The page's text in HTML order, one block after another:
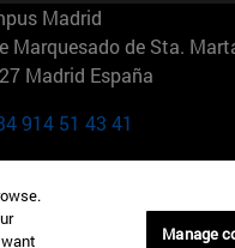
Madrid
Marquesado de Sta.
Madrid España
914 51 43 41
Theresia-Straße 15 81675
Alemania
Manage